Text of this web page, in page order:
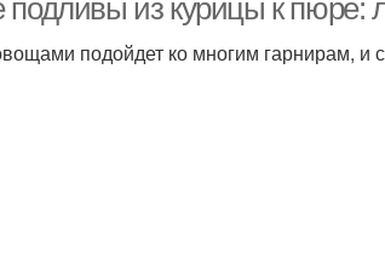
подливы из курицы к пюре:
подойдет ко многим гарнирам, и